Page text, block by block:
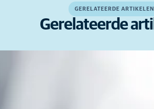
GERELATEERDE ARTIKELEN
Gerelateerde